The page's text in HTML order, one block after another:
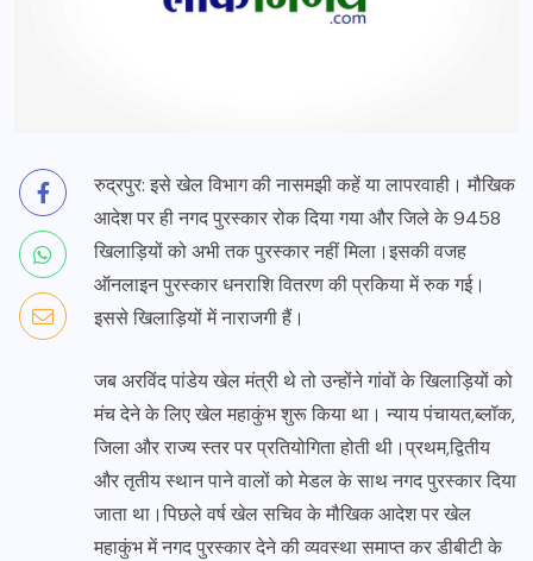
रुद्रपुर: इसे खेल विभाग की नासमझी कहें या लापरवाही। मौखिक
आदेश पर ही नगद पुरस्कार रोक दिया गया और जिले के 9458
खिलाड़ियों को अभी तक पुरस्कार नहीं मिला।इसकी वजह
ऑनलाइन पुरस्कार धनराशि वितरण की प्रकिया में रुक गई।
इससे खिलाड़ियों में नाराजगी हैं।
जब अरविंद पांडेय खेल मंत्री थे तो उन्होंने गांवों के खिलाड़ियों को
मंच देने के लिए खेल महाकुंभ शुरू किया था। न्याय पंचायत,ब्लॉक,
जिला और राज्य स्तर पर प्रतियोगिता होती थी।प्रथम,द्वितीय
और तृतीय स्थान पाने वालों को मेडल के साथ नगद पुरस्कार दिया
जाता था।पिछले वर्ष खेल सचिव के मौखिक आदेश पर खेल
महाकुंभ में नगद पुरस्कार देने की व्यवस्था समाप्त कर डीबीटी के